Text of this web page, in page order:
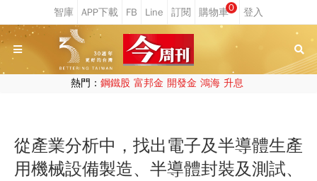
0
熱門： 鋼鐵股 富邦金 開發金 鴻海 升息
從產業分析中，找出電子及半導體生產
用機械設備製造、半導體封裝及測試、